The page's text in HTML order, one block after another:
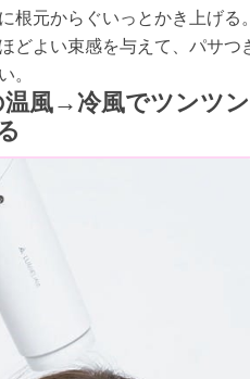
根元からぐいっとかき上げる
どよい束感を与えて、パサつ
。
温風→冷風でツンツン